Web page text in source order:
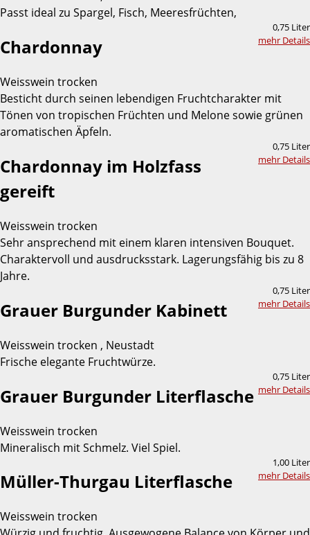
Passt ideal zu Spargel, Fisch, Meeresfrüchten,
0,75 Liter
mehr Details
Chardonnay
Weisswein trocken
Besticht durch seinen lebendigen Fruchtcharakter mit
Tönen von tropischen Früchten und Melone sowie grünen
aromatischen Äpfeln.
0,75 Liter
mehr Details
Chardonnay im Holzfass
gereift
Weisswein trocken
Sehr ansprechend mit einem klaren intensiven Bouquet.
Charaktervoll und ausdrucksstark. Lagerungsfähig bis zu 8
Jahre.
0,75 Liter
mehr Details
Grauer Burgunder Kabinett
Weisswein trocken , Neustadt
Frische elegante Fruchtwürze.
0,75 Liter
mehr Details
Grauer Burgunder Literflasche
Weisswein trocken
Mineralisch mit Schmelz. Viel Spiel.
1,00 Liter
mehr Details
Müller-Thurgau Literflasche
Weisswein trocken